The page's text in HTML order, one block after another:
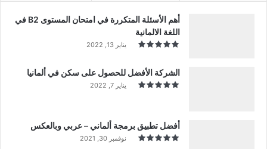
أهم الأسئلة المتكررة في امتحان المستوى B2 في
اللغة الالمانية
يناير 13, 2022
الشركة الأفضل للحصول على سكن في ألمانيا
يناير 7, 2022
أفضل تطبيق برمجة ألماني – عربي وبالعكس
نوفمبر 30, 2021